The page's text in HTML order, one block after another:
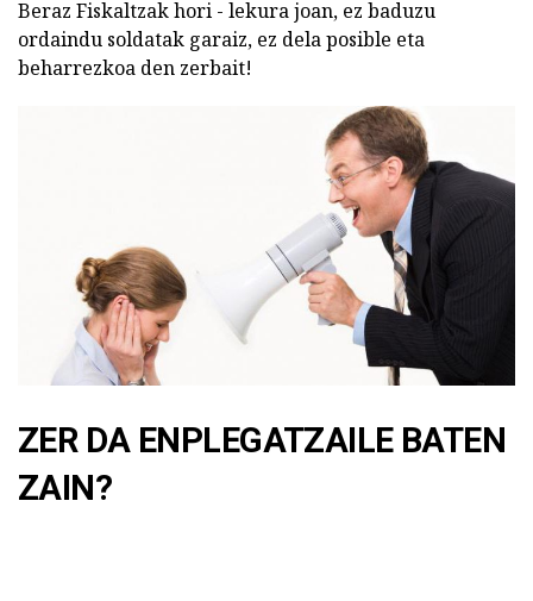
Beraz Fiskaltzak hori - lekura joan, ez baduzu
ordaindu soldatak garaiz, ez dela posible eta
beharrezkoa den zerbait!
ZER DA ENPLEGATZAILE BATEN
ZAIN?